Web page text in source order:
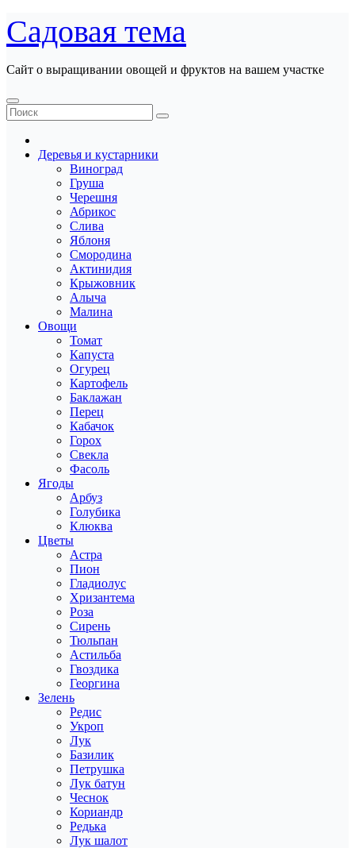
Перейти
к
содержанию
Садовая тема
Сайт о выращивании овощей и фруктов на вашем участке
Деревья и кустарники
Виноград
Груша
Черешня
Абрикос
Слива
Яблоня
Смородина
Актинидия
Крыжовник
Алыча
Малина
Овощи
Томат
Капуста
Огурец
Картофель
Баклажан
Перец
Кабачок
Горох
Свекла
Фасоль
Ягоды
Арбуз
Голубика
Клюква
Цветы
Астра
Пион
Гладиолус
Хризантема
Роза
Сирень
Тюльпан
Астильба
Гвоздика
Георгина
Зелень
Редис
Укроп
Лук
Базилик
Петрушка
Лук батун
Чеснок
Кориандр
Редька
Лук шалот